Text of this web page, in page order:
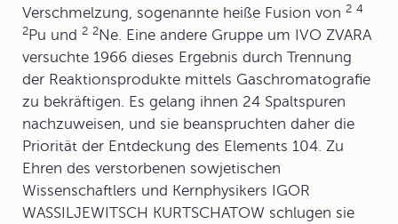
Verschmelzung, sogenannte heiße Fusion von 2 4
2Pu und 2 2Ne. Eine andere Gruppe um IVO ZVARA
versuchte 1966 dieses Ergebnis durch Trennung
der Reaktionsprodukte mittels Gaschromatografie
zu bekräftigen. Es gelang ihnen 24 Spaltspuren
nachzuweisen, und sie beanspruchten daher die
Priorität der Entdeckung des Elements 104. Zu
Ehren des verstorbenen sowjetischen
Wissenschaftlers und Kernphysikers IGOR
WASSILJEWITSCH KURTSCHATOW schlugen sie